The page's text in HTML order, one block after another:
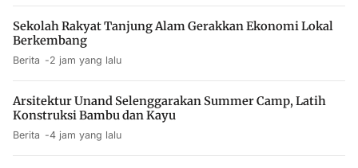
Sekolah Rakyat Tanjung Alam Gerakkan Ekonomi Lokal
Berkembang
Berita 2 jam yang lalu
Arsitektur Unand Selenggarakan Summer Camp, Latih
Konstruksi Bambu dan Kayu
Berita 4 jam yang lalu